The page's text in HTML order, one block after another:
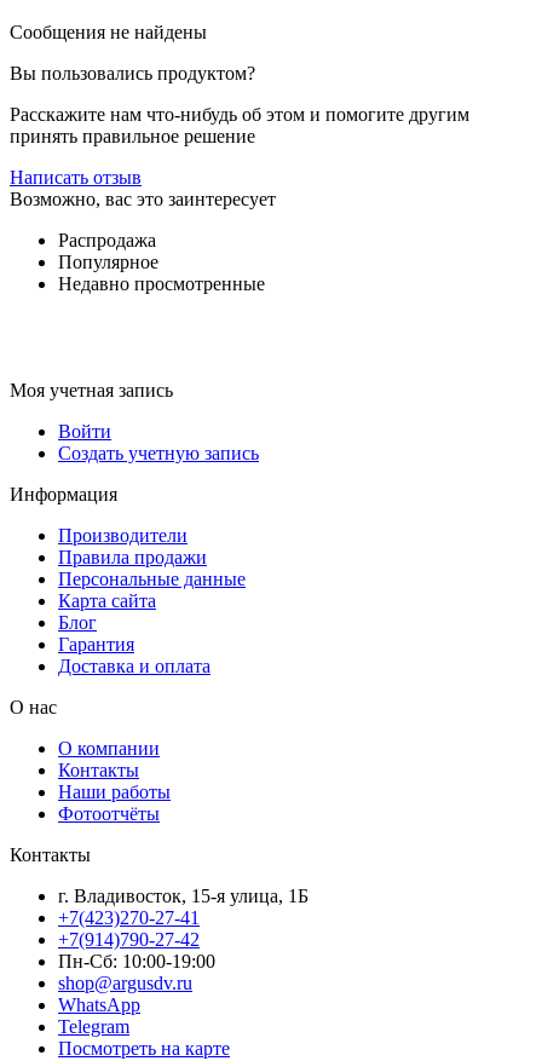
Сообщения не найдены
Вы пользовались продуктом?
Расскажите нам что-нибудь об этом и помогите другим
принять правильное решение
Написать отзыв
Возможно, вас это заинтересует
Распродажа
Популярное
Недавно просмотренные
Моя учетная запись
Войти
Создать учетную запись
Информация
Производители
Правила продажи
Персональные данные
Карта сайта
Блог
Гарантия
Доставка и оплата
О нас
О компании
Контакты
Наши работы
Фотоотчёты
Контакты
г. Владивосток, 15-я улица, 1Б
+7(423)270-27-41
+7(914)790-27-42
Пн-Сб: 10:00-19:00
shop@argusdv.ru
WhatsApp
Telegram
Посмотреть на карте